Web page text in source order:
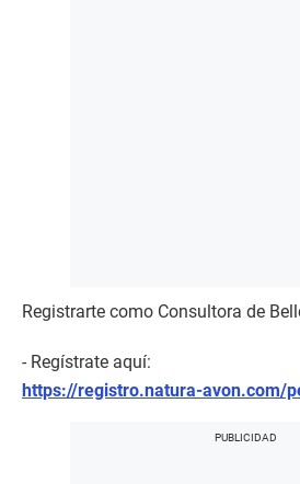
Registrarte como Consultora de
- Regístrate aquí:
https://registro.natura-avon.com/